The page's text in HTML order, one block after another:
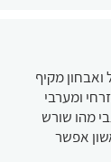
מקיף
ומערבי
מהו שורש
אפשר